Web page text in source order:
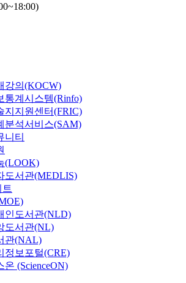
강의(KOCW)
통계시스템(Rinfo)
지지원센터(FRIC)
분석서비스(SAM)
니티
(LOOK)
도서관(MEDLIS)
인도서관(NLD)
도서관(NL)
관(NAL)
정보포털(CRE)
온 (ScienceON)